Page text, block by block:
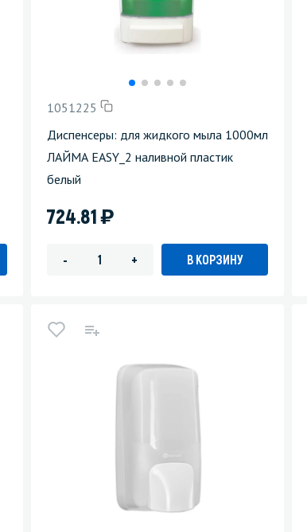
Мебель и оргтехника
1051225
Диспенсеры: для жидкого мыла 1000мл
ЛАЙМА EASY_2 наливной пластик
белый
724.81)
- + В КОРЗИНУ